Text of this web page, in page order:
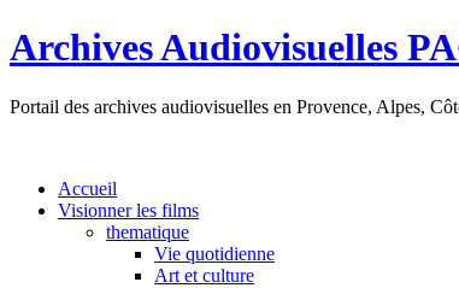
Archives Audiovisuelles
Portail des archives audiovisuelles en Provence, Alpes,
Accueil
Visionner les films
thematique
Vie quotidienne
Art et culture